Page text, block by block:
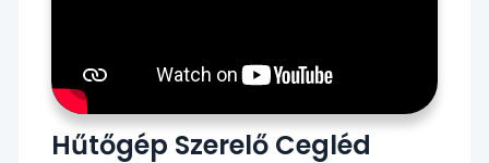
Hűtőgép Szerelő Cegléd